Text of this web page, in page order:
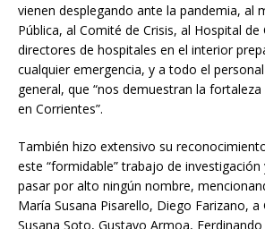
vienen desplegando ante la pandemia, al
Pública, al Comité de Crisis, al Hospital de
directores de hospitales en el interior
cualquier emergencia, y a todo el
general, que “nos demuestran la
en Corrientes”.
También hizo extensivo su
este “formidable” trabajo de
pasar por alto ningún nombre,
María Susana Pisarello, Diego Farizano, a
Susana Soto, Gustavo Armoa,